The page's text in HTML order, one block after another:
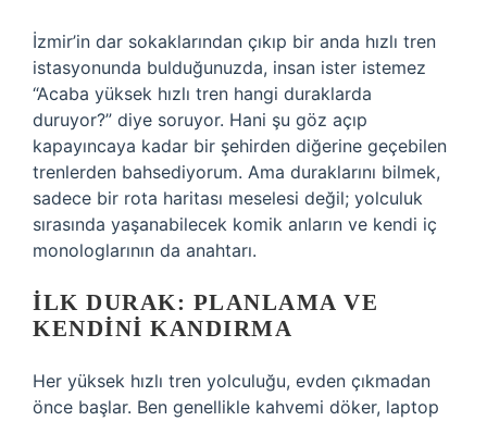
İzmir’in dar sokaklarından çıkıp bir anda hızlı tren
istasyonunda bulduğunuzda, insan ister istemez
“Acaba yüksek hızlı tren hangi duraklarda
duruyor?” diye soruyor. Hani şu göz açıp
kapayıncaya kadar bir şehirden diğerine geçebilen
trenlerden bahsediyorum. Ama duraklarını bilmek,
sadece bir rota haritası meselesi değil; yolculuk
sırasında yaşanabilecek komik anların ve kendi iç
monologlarının da anahtarı.
İLK DURAK: PLANLAMA VE
KENDINI KANDIRMA
Her yüksek hızlı tren yolculuğu, evden çıkmadan
önce başlar. Ben genellikle kahvemi döker, laptop